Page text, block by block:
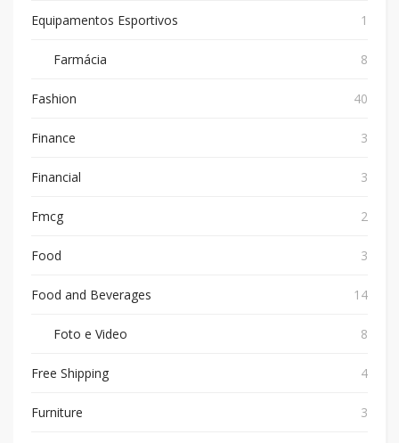
Equipamentos Esportivos 1
Farmácia 8
Fashion 40
Finance 3
Financial 3
Fmcg 2
Food 3
Food and Beverages 14
Foto e Video 8
Free Shipping 4
Furniture 3